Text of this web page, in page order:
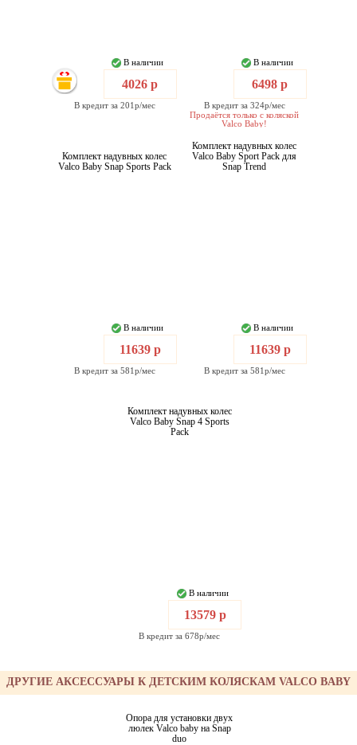
В наличии
4026 р
В кредит за 201р/мес
В наличии
6498 р
В кредит за 324р/мес
Продаётся только с коляской
Valco Baby!
Комплект надувных колес
Valco Baby Snap Sports Pack
В наличии
11639 р
В кредит за 581р/мес
Комплект надувных колес
Valco Baby Sport Pack для
Snap Trend
В наличии
11639 р
В кредит за 581р/мес
Комплект надувных колес
Valco Baby Snap 4 Sports
Pack
В наличии
13579 р
В кредит за 678р/мес
ДРУГИЕ АКСЕССУАРЫ К ДЕТСКИМ КОЛЯСКАМ VALCO BABY
Опора для установки двух
люлек Valco baby на Snap
duo